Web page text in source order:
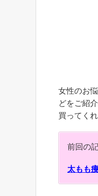
女性のお
どをご紹
買ってく
前回の
太もも